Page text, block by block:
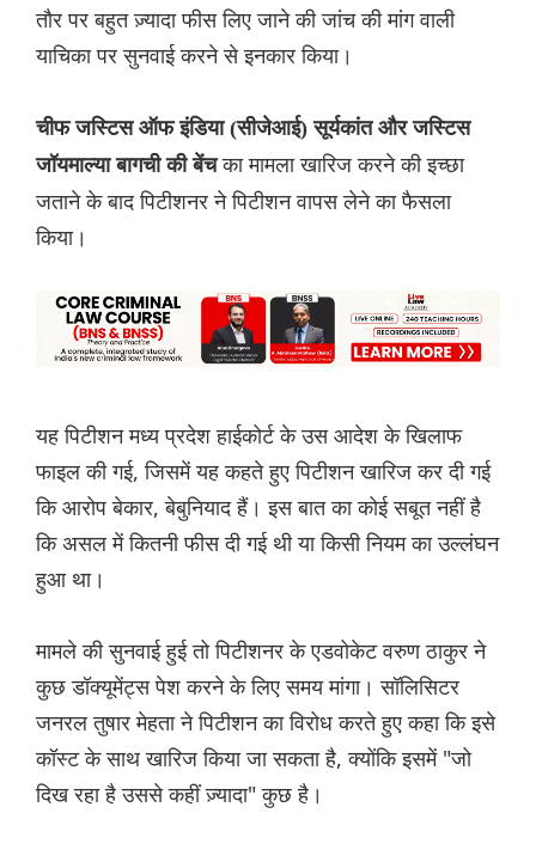
तौर पर बहुत ज़्यादा फीस लिए जाने की जांच की मांग वाली
याचिका पर सुनवाई करने से इनकार किया।
चीफ जस्टिस ऑफ इंडिया (सीजेआई) सूर्यकांत और जस्टिस
जॉयमाल्या बागची की बेंचका मामला खारिज करने की इच्छा
जताने के बाद पिटीशनर ने पिटीशन वापस लेने का फैसला
किया।
यह पिटीशन मध्य प्रदेश हाईकोर्ट के उस आदेश के खिलाफ
फाइल की गई, जिसमें यह कहते हुए पिटीशन खारिज कर दी गई
कि आरोप बेकार, बेबुनियाद हैं। इस बात का कोई सबूत नहीं है
कि असल में कितनी फीस दी गई थी या किसी नियम का उल्लंघन
हुआ था।
मामले की सुनवाई हुई तो पिटीशनर के एडवोकेट वरुण ठाकुर ने
कुछ डॉक्यूमेंट्स पेश करने के लिए समय मांगा। सॉलिसिटर
जनरल तुषार मेहता ने पिटीशन का विरोध करते हुए कहा कि इसे
कॉस्ट के साथ खारिज किया जा सकता है, क्योंकि इसमें "जो
दिख रहा है उससे कहीं ज़्यादा" कुछ है।